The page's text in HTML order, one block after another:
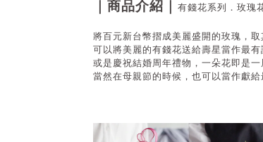
｜商品介紹｜ 有錢花系列．玫瑰
將百元新台幣摺成美麗盛開的玫瑰，取
可以將美麗的有錢花送給壽星當作最
或是慶祝結婚周年禮物，一朵花即是一
當然在母親節的時候，也可以當作獻給